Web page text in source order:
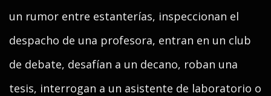
un rumor entre estanterías, inspeccionan el
despacho de una profesora, entran en un club
de debate, desafían a un decano, roban una
tesis, interrogan a un asistente de laboratorio o